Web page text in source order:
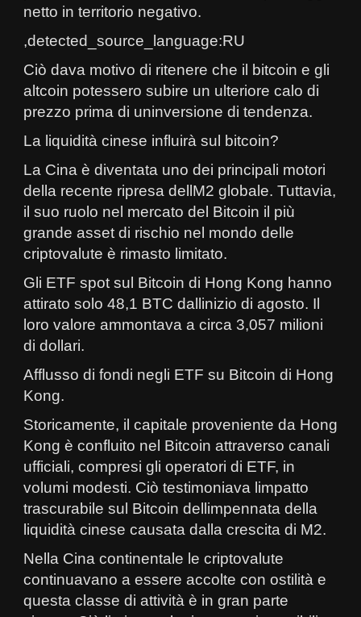
netto in territorio negativo.
,detected_source_language:RU
Ciò dava motivo di ritenere che il bitcoin e gli
altcoin potessero subire un ulteriore calo di
prezzo prima di uninversione di tendenza.
La liquidità cinese influirà sul bitcoin?
La Cina è diventata uno dei principali motori
della recente ripresa dellM2 globale. Tuttavia,
il suo ruolo nel mercato del Bitcoin il più
grande asset di rischio nel mondo delle
criptovalute è rimasto limitato.
Gli ETF spot sul Bitcoin di Hong Kong hanno
attirato solo 48,1 BTC dallinizio di agosto. Il
loro valore ammontava a circa 3,057 milioni
di dollari.
Afflusso di fondi negli ETF su Bitcoin di Hong
Kong.
Storicamente, il capitale proveniente da Hong
Kong è confluito nel Bitcoin attraverso canali
ufficiali, compresi gli operatori di ETF, in
volumi modesti. Ciò testimoniava limpatto
trascurabile sul Bitcoin dellimpennata della
liquidità cinese causata dalla crescita di M2.
Nella Cina continentale le criptovalute
continuavano a essere accolte con ostilità e
questa classe di attività è in gran parte